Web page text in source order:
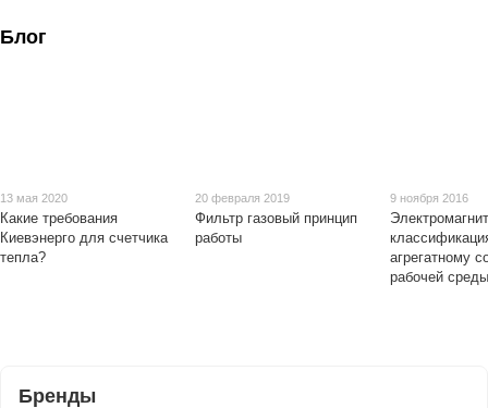
Блог
13 мая 2020
Какие требования
Киевэнерго для счетчика
тепла?
20 февраля 2019
Фильтр газовый принцип
работы
9 ноября 2016
агрегатному
рабочей
Бренды